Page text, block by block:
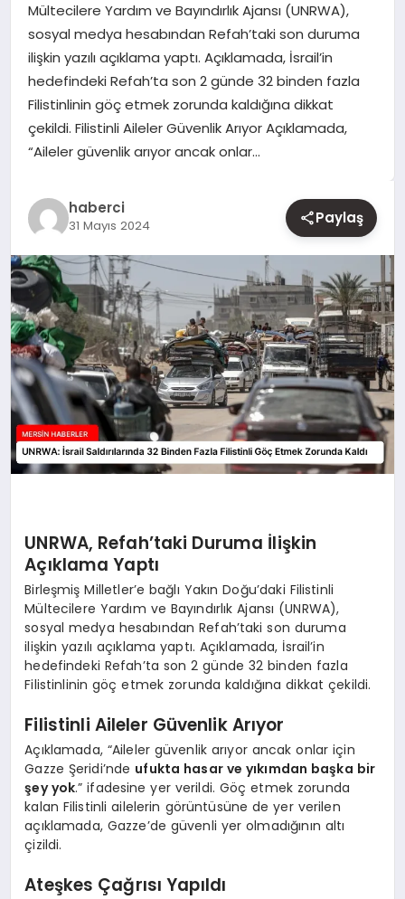
YAŞAM
EĞITIM
Mültecilere Yardım ve Bayındırlık Ajansı (UNRWA),
sosyal medya hesabından Refah’taki son duruma
ilişkin yazılı açıklama yaptı. Açıklamada, İsrail’in
hedefindeki Refah’ta son 2 günde 32 binden fazla
Filistinlinin göç etmek zorunda kaldığına dikkat
çekildi. Filistinli Aileler Güvenlik Arıyor Açıklamada,
“Aileler güvenlik arıyor ancak onlar…
haberci
31 Mayıs 2024 Paylaş
UNRWA, Refah’taki Duruma İlişkin
Açıklama Yaptı
Birleşmiş Milletler’e bağlı Yakın Doğu’daki Filistinli
Mültecilere Yardım ve Bayındırlık Ajansı (UNRWA),
sosyal medya hesabından Refah’taki son duruma
ilişkin yazılı açıklama yaptı. Açıklamada, İsrail’in
hedefindeki Refah’ta son 2 günde 32 binden fazla
Filistinlinin göç etmek zorunda kaldığına dikkat çekildi.
Filistinli Aileler Güvenlik Arıyor
Açıklamada, “Aileler güvenlik arıyor ancak onlar için
Gazze Şeridi’nde ufukta hasar ve yıkımdan başka bir
şey yok.” ifadesine yer verildi. Göç etmek zorunda
kalan Filistinli ailelerin görüntüsüne de yer verilen
açıklamada, Gazze’de güvenli yer olmadığının altı
çizildi.
Ateşkes Çağrısı Yapıldı